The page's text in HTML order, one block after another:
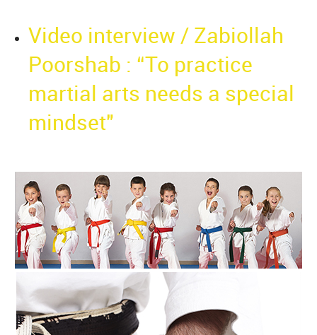
Video interview / Zabiollah
Poorshab : “To practice
martial arts needs a special
mindset"